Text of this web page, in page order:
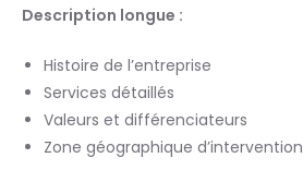
Description longue :
Histoire de l’entreprise
Services détaillés
Valeurs et différenciateurs
Zone géographique d’intervention